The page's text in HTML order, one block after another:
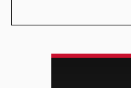
08/09